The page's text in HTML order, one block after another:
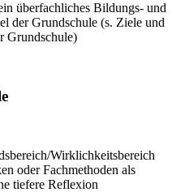
überfachliches Bildungs- und
der Grundschule (s. Ziele und
Grundschule)
Wirklichkeitsbereich
oder Fachmethoden als
tiefere Reflexion